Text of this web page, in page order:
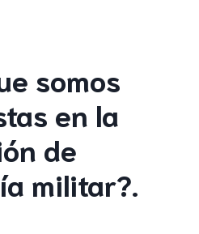
somos
en la
de
militar?.